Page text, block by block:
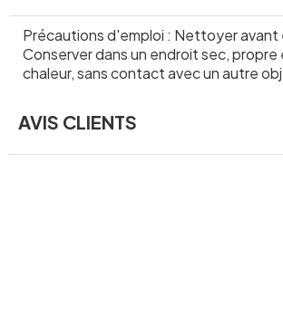
Précautions d'emploi : Nettoyer avant
Conserver dans un endroit sec, propre
chaleur, sans contact avec un autre
AVIS CLIENTS